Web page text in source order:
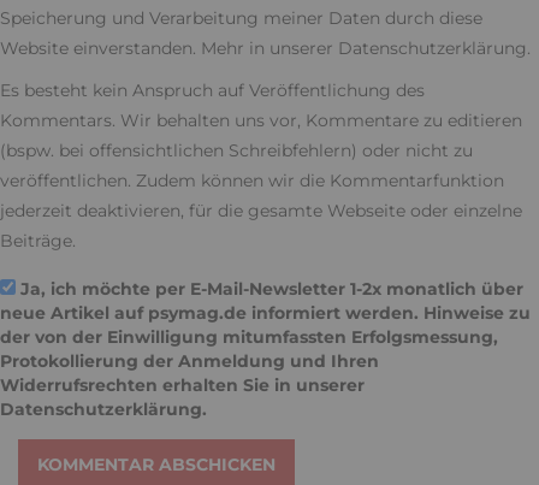
Speicherung und Verarbeitung meiner Daten durch diese
Website einverstanden. Mehr in unserer Datenschutzerklärung.
Es besteht kein Anspruch auf Veröffentlichung des
Kommentars. Wir behalten uns vor, Kommentare zu editieren
(bspw. bei offensichtlichen Schreibfehlern) oder nicht zu
veröffentlichen. Zudem können wir die Kommentarfunktion
jederzeit deaktivieren, für die gesamte Webseite oder einzelne
Beiträge.
Ja, ich möchte per E-Mail-Newsletter 1-2x monatlich über
neue Artikel auf psymag.de informiert werden. Hinweise zu
der von der Einwilligung mitumfassten Erfolgsmessung,
Protokollierung der Anmeldung und Ihren
Widerrufsrechten erhalten Sie in unserer
Datenschutzerklärung.
KOMMENTAR ABSCHICKEN